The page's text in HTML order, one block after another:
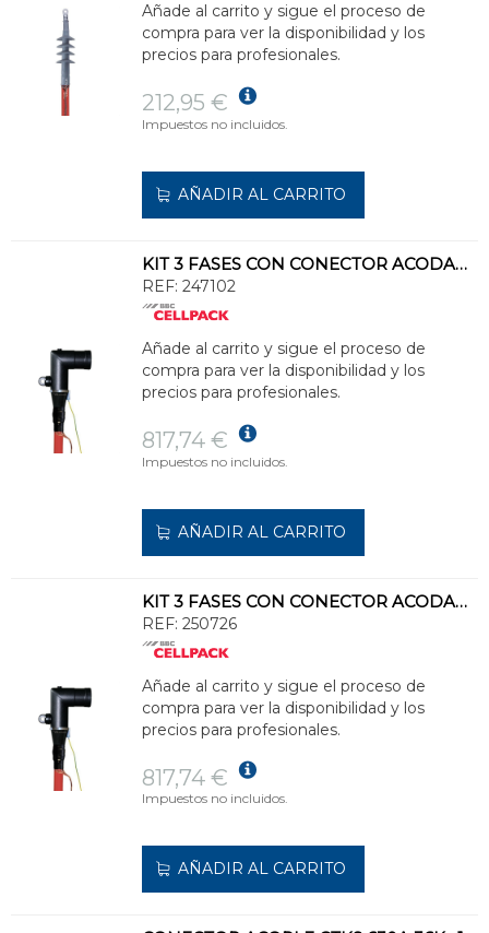
Añade al carrito y sigue el proceso de
compra para ver la disponibilidad y los
precios para profesionales.
212,95 €
Impuestos no incluidos.
AÑADIR AL CARRITO
KIT 3 FASES CON CONECTOR ACODADO CWS 400A 150-240
REF: 247102
Añade al carrito y sigue el proceso de
compra para ver la disponibilidad y los
precios para profesionales.
817,74 €
Impuestos no incluidos.
AÑADIR AL CARRITO
KIT 3 FASES CON CONECTOR ACODADO CWS 400A 50-95
REF: 250726
Añade al carrito y sigue el proceso de
compra para ver la disponibilidad y los
precios para profesionales.
817,74 €
Impuestos no incluidos.
AÑADIR AL CARRITO